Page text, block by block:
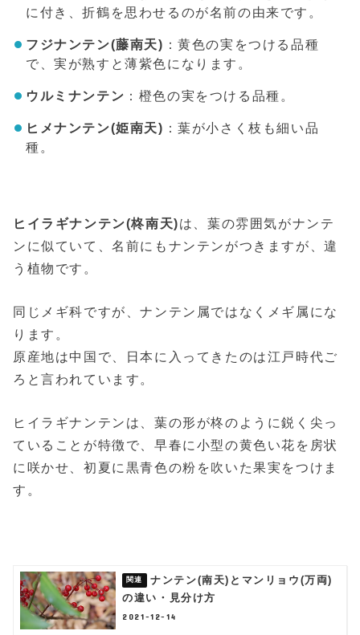
に付き、折鶴を思わせるのが名前の由来です。
フジナンテン(藤南天) ：黄色の実をつける品種
で、実が熟すと薄紫色になります。
ウルミナンテン ：橙色の実をつける品種。
ヒメナンテン(姫南天) ：葉が小さく枝も細い品
種。
ヒイラギナンテン(柊南天)は、葉の雰囲気がナンテ
ンに似ていて、名前にもナンテンがつきますが、違
う植物です。
同じメギ科ですが、ナンテン属ではなくメギ属にな
ります。
原産地は中国で、日本に入ってきたのは江戸時代ご
ろと言われています。
ヒイラギナンテンは、葉の形が柊のように鋭く尖っ
ていることが特徴で、早春に小型の黄色い花を房状
に咲かせ、初夏に黒青色の粉を吹いた果実をつけま
す。
ナンテン(南天)とマンリョウ(万両)
の違い・見分け方
2021-12-14